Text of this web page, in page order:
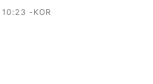
10:23 -KOR